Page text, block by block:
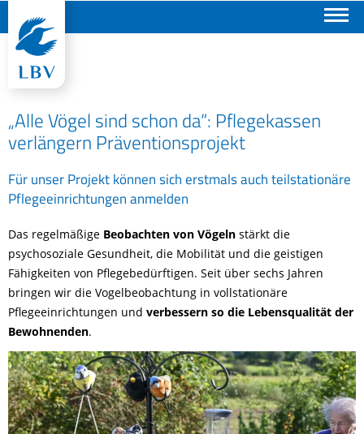
„Alle Vögel sind schon da“: Pflegekassen
verlängern Präventionsprojekt
Für unser Projekt können sich erstmals auch teilstationäre
Pflegeeinrichtungen anmelden
Das regelmäßige Beobachten von Vögeln stärkt die
psychosoziale Gesundheit, die Mobilität und die geistigen
Fähigkeiten von Pflegebedürftigen. Seit über sechs Jahren
bringen wir die Vogelbeobachtung in vollstationäre
Pflegeeinrichtungen und verbessern so die Lebensqualität der
Bewohnenden.